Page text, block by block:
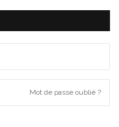
Mot de passe oublié ?